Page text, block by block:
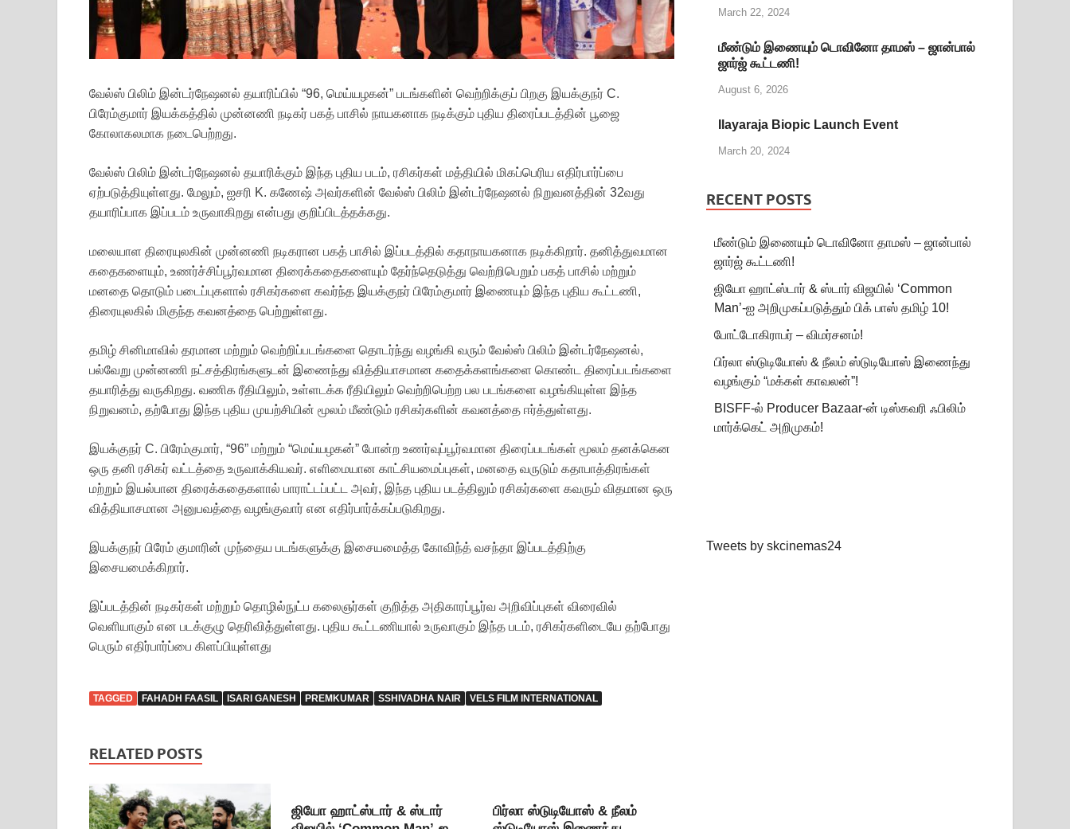
வேல்ஸ் பிலிம் இன்டர்நேஷனல் தயாரிப்பில் “96, மெய்யழகன்” படங்களின் வெற்றிக்குப் பிறகு இயக்குநர் C.
பிரேம்குமார் இயக்கத்தில் முன்னணி நடிகர் பகத் பாசில் நாயகனாக நடிக்கும் புதிய திரைப்படத்தின் பூஜை
கோலாகலமாக நடைபெற்றது.
வேல்ஸ் பிலிம் இன்டர்நேஷனல் தயாரிக்கும் இந்த புதிய படம், ரசிகர்கள் மத்தியில் மிகப்பெரிய எதிர்பார்ப்பை
ஏற்படுத்தியுள்ளது. மேலும், ஐசரி K. கணேஷ் அவர்களின் வேல்ஸ் பிலிம் இன்டர்நேஷனல் நிறுவனத்தின் 32வது
தயாரிப்பாக இப்படம் உருவாகிறது என்பது குறிப்பிடத்தக்கது.
மலையாள திரையுலகின் முன்னணி நடிகரான பகத் பாசில் இப்படத்தில் கதாநாயகனாக நடிக்கிறார். தனித்துவமான
கதைகளையும், உணர்ச்சிப்பூர்வமான திரைக்கதைகளையும் தேர்ந்தெடுத்து வெற்றிபெறும் பகத் பாசில் மற்றும்
மனதை தொடும் படைப்புகளால் ரசிகர்களை கவர்ந்த இயக்குநர் பிரேம்குமார் இணையும் இந்த புதிய கூட்டணி,
திரையுலகில் மிகுந்த கவனத்தை பெற்றுள்ளது.
தமிழ் சினிமாவில் தரமான மற்றும் வெற்றிப்படங்களை தொடர்ந்து வழங்கி வரும் வேல்ஸ் பிலிம் இன்டர்நேஷனல்,
பல்வேறு முன்னணி நட்சத்திரங்களுடன் இணைந்து வித்தியாசமான கதைக்களங்களை கொண்ட திரைப்படங்களை
தயாரித்து வருகிறது. வணிக ரீதியிலும், உள்ளடக்க ரீதியிலும் வெற்றிபெற்ற பல படங்களை வழங்கியுள்ள இந்த
நிறுவனம், தற்போது இந்த புதிய முயற்சியின் மூலம் மீண்டும் ரசிகர்களின் கவனத்தை ஈர்த்துள்ளது.
இயக்குநர் C. பிரேம்குமார், “96” மற்றும் “மெய்யழகன்” போன்ற உணர்வுப்பூர்வமான திரைப்படங்கள் மூலம் தனக்கென
ஒரு தனி ரசிகர் வட்டத்தை உருவாக்கியவர். எளிமையான காட்சியமைப்புகள், மனதை வருடும் கதாபாத்திரங்கள்
மற்றும் இயல்பான திரைக்கதைகளால் பாராட்டப்பட்ட அவர், இந்த புதிய படத்திலும் ரசிகர்களை கவரும் விதமான ஒரு
வித்தியாசமான அனுபவத்தை வழங்குவார் என எதிர்பார்க்கப்படுகிறது.
இயக்குநர் பிரேம் குமாரின் முந்தைய படங்களுக்கு இசையமைத்த கோவிந்த் வசந்தா இப்படத்திற்கு
இசையமைக்கிறார்.
இப்படத்தின் நடிகர்கள் மற்றும் தொழில்நுட்ப கலைஞர்கள் குறித்த அதிகாரப்பூர்வ அறிவிப்புகள் விரைவில்
வெளியாகும் என படக்குழு தெரிவித்துள்ளது. புதிய கூட்டணியால் உருவாகும் இந்த படம், ரசிகர்களிடையே தற்போது
பெரும் எதிர்பார்ப்பை கிளப்பியுள்ளது
TAGGED FAHADH FAASIL ISARI GANESH PREMKUMAR SSHIVADHA NAIR VELS FILM INTERNATIONAL
RELATED POSTS
ஜியோ ஹாட்ஸ்டார் & ஸ்டார்
பிர்லா ஸ்டுடியோஸ் & நீலம்
March 22, 2024
மீண்டும் இணையும் டொவினோ தாமஸ் – ஜான்பால்
ஜார்ஜ் கூட்டணி!
August 6, 2026
Ilayaraja Biopic Launch Event
March 20, 2024
RECENT POSTS
மீண்டும் இணையும் டொவினோ தாமஸ் – ஜான்பால்
ஜார்ஜ் கூட்டணி!
ஜியோ ஹாட்ஸ்டார் & ஸ்டார் விஜயில் ‘Common
Man’-ஐ அறிமுகப்படுத்தும் பிக் பாஸ் தமிழ் 10!
போட்டோகிராபர் – விமர்சனம்!
பிர்லா ஸ்டுடியோஸ் & நீலம் ஸ்டுடியோஸ் இணைந்து
வழங்கும் “மக்கள் காவலன்”!
BISFF-ல் Producer Bazaar-ன் டிஸ்கவரி ஃபிலிம்
மார்க்கெட் அறிமுகம்!
Tweets by skcinemas24